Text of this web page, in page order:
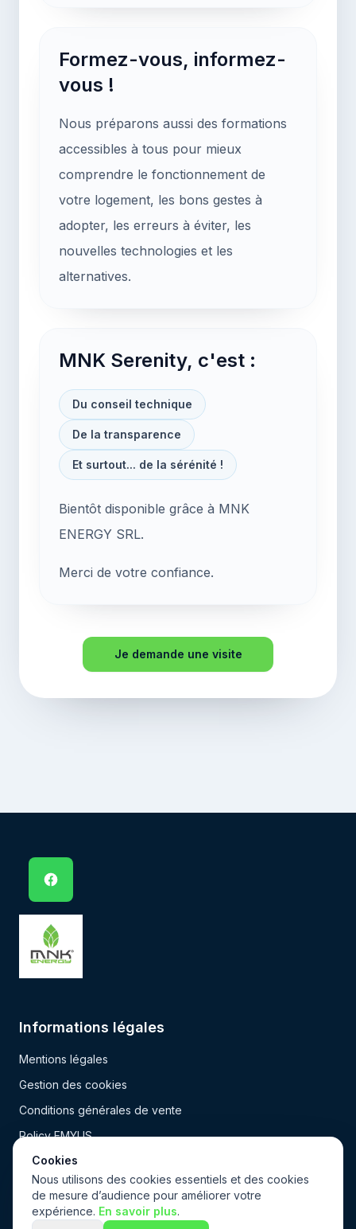
Formez-vous, informez-
vous !
Nous préparons aussi des formations
accessibles à tous pour mieux
comprendre le fonctionnement de
votre logement, les bons gestes à
adopter, les erreurs à éviter, les
nouvelles technologies et les
alternatives.
MNK Serenity, c'est :
Du conseil technique
De la transparence
Et surtout... de la sérénité !
Bientôt disponible grâce à MNK
ENERGY SRL.
Merci de votre confiance.
Je demande une visite
Cookies
Nous utilisons des cookies essentiels et des cookies
de mesure d’audience pour améliorer votre
expérience. En savoir plus.
Informations légales
Mentions légales
Gestion des cookies
Conditions générales de vente
Policy EMYUS
MNK energy © . Tous droits réservés.